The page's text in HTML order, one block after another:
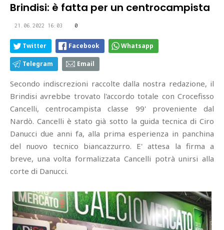
Brindisi: è fatta per un centrocampista
21.06.2022 16:03 0
Twitter Facebook Whatsapp
Telegram Email
Secondo indiscrezioni raccolte dalla nostra redazione, il
Brindisi avrebbe trovato l'accordo totale con Crocefisso
Cancelli, centrocampista classe 99' proveniente dal
Nardò. Cancelli è stato già sotto la guida tecnica di Ciro
Danucci due anni fa, alla prima esperienza in panchina
del nuovo tecnico biancazzurro. E' attesa la firma a
breve, una volta formalizzata Cancelli potrà unirsi alla
corte di Danucci.